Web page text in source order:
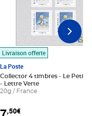
au panier
Livraison offerte
La Poste
Collector 4 timbres - Le Petit
- Lettre Verte
20g / France
,50€